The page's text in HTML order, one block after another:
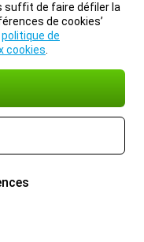
suffit de faire défiler la
de cookies’
politique de
cookies